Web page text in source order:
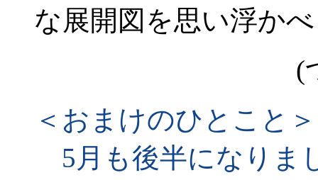
な展開図を思い浮か
(
＜おまけのひとこと＞
5月も後半になりま